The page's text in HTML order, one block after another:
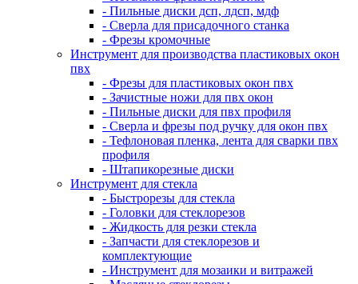
- Пильные диски дсп, лдсп, мдф
- Сверла для присадочного станка
- Фрезы кромочные
Инструмент для производства пластиковых окон
пвх
- Фрезы для пластиковых окон пвх
- Зачистные ножи для пвх окон
- Пильные диски для пвх профиля
- Сверла и фрезы под ручку для окон пвх
- Тефлоновая пленка, лента для сварки пвх
профиля
- Штапикорезные диски
Инструмент для стекла
- Быстрорезы для стекла
- Головки для стеклорезов
- Жидкость для резки стекла
- Запчасти для стеклорезов и
комплектующие
- Инструмент для мозаики и витражей